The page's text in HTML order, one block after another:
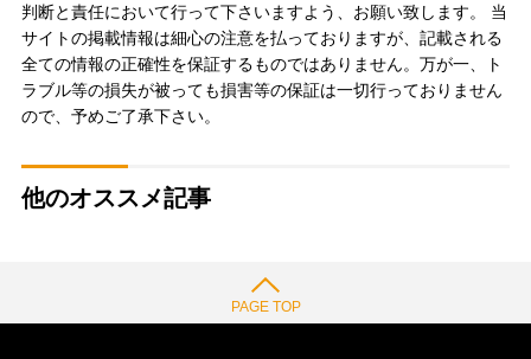
判断と責任において行って下さいますよう、お願い致します。 当
サイトの掲載情報は細心の注意を払っておりますが、記載される
全ての情報の正確性を保証するものではありません。万が一、ト
ラブル等の損失が被っても損害等の保証は一切行っておりません
ので、予めご了承下さい。
他のオススメ記事
PAGE TOP